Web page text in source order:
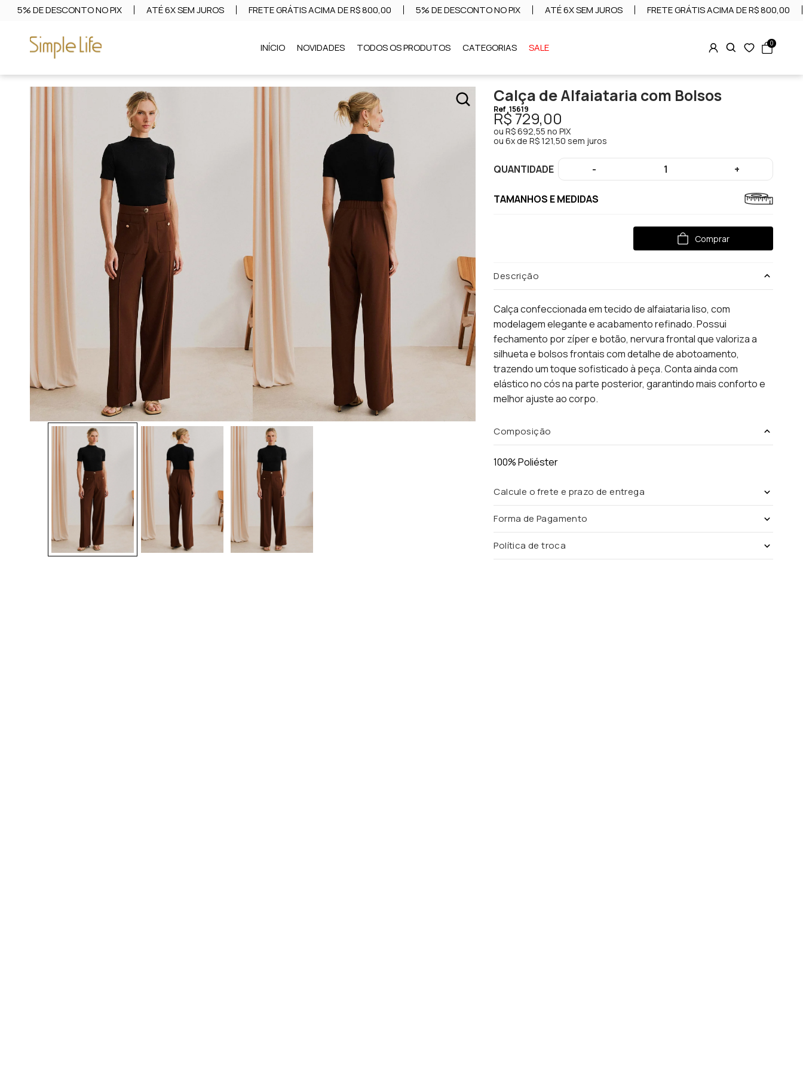
5% DE DESCONTO NO PIX ATÉ 6X SEM JUROS FRETE GRÁTIS ACIMA DE R$ 800,00 5% DE DESCONTO NO PIX ATÉ 6X SEM JUROS FRETE GRÁTIS ACIMA DE R$ 800,00
INÍCIO NOVIDADES TODOS OS PRODUTOS CATEGORIAS SALE 0
Calça de Alfaiataria com Bolsos
Ref 15619
R$ 729,00
ouR$ 692,55 no PIX
ou6x de R$ 121,50 sem juros
QUANTIDADE - 1 +
TAMANHOS E MEDIDAS
Comprar
Descrição
Calça confeccionada em tecido de alfaiataria liso, com
modelagem elegante e acabamento refinado. Possui
fechamento por zíper e botão, nervura frontal que valoriza a
silhueta e bolsos frontais com detalhe de abotoamento,
trazendo um toque sofisticado à peça. Conta ainda com
elástico no cós na parte posterior, garantindo mais conforto e
melhor ajuste ao corpo.
Composição
100% Poliéster
Calcule o frete e prazo de entrega
Forma de Pagamento
Política de troca